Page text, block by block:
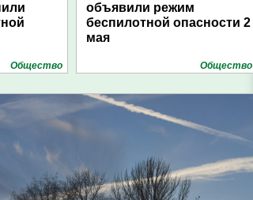
Общество
объявили режим
беспилотной опасности 2
мая
Общество